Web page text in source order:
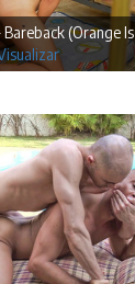
(Orange